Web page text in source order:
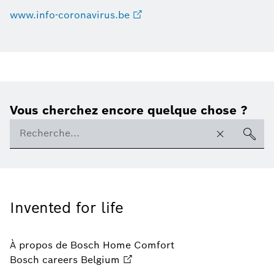
www.info-coronavirus.be
Vous cherchez encore quelque chose ?
Invented for life
À propos de Bosch Home Comfort
Bosch careers Belgium